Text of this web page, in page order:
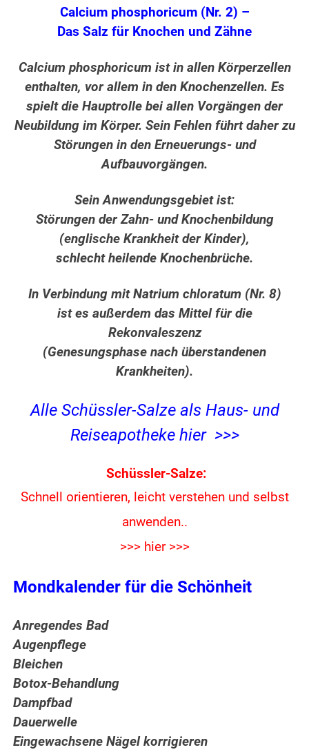
Calcium phosphoricum (Nr. 2) –
Das Salz für Knochen und Zähne
Calcium phosphoricum ist in allen Körperzellen
enthalten, vor allem in den Knochenzellen. Es
spielt die Hauptrolle bei allen Vorgängen der
Neubildung im Körper. Sein Fehlen führt daher zu
Störungen in den Erneuerungs- und
Aufbauvorgängen.
Sein Anwendungsgebiet ist:
Störungen der Zahn- und Knochenbildung
(englische Krankheit der Kinder),
schlecht heilende Knochenbrüche.
In Verbindung mit Natrium chloratum (Nr. 8)
ist es außerdem das Mittel für die
Rekonvaleszenz
(Genesungsphase nach überstandenen
Krankheiten).
Alle Schüssler-Salze als Haus- und
Reiseapotheke hier >>>
Schüssler-Salze:
Schnell orientieren, leicht verstehen und selbst
anwenden..
>>> hier >>>
Mondkalender für die Schönheit
Anregendes Bad
Augenpflege
Bleichen
Botox-Behandlung
Dampfbad
Dauerwelle
Eingewachsene Nägel korrigieren